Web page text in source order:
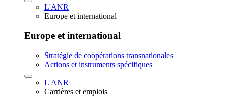
L'ANR
Europe et international
Europe et international
Stratégie de coopérations transnationales
Actions et instruments spécifiques
L'ANR
Carrières et emplois